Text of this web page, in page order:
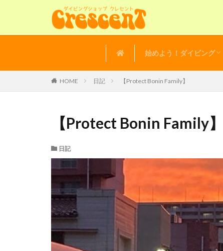
始めよう！ダイビング
HOME 日記 【Protect Bonin Family】
【Protect Bonin Family】
日記